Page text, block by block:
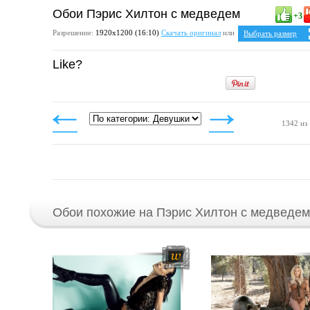
Обои Пэрис Хилтон с медведем +3
Разрешение: 1920х1200 (16:10) Скачать оригинал или
Выбрать размер
Ваше разрешение:
1280x960
Like?
1342 из
Обои похожие на Пэрис Хилтон с